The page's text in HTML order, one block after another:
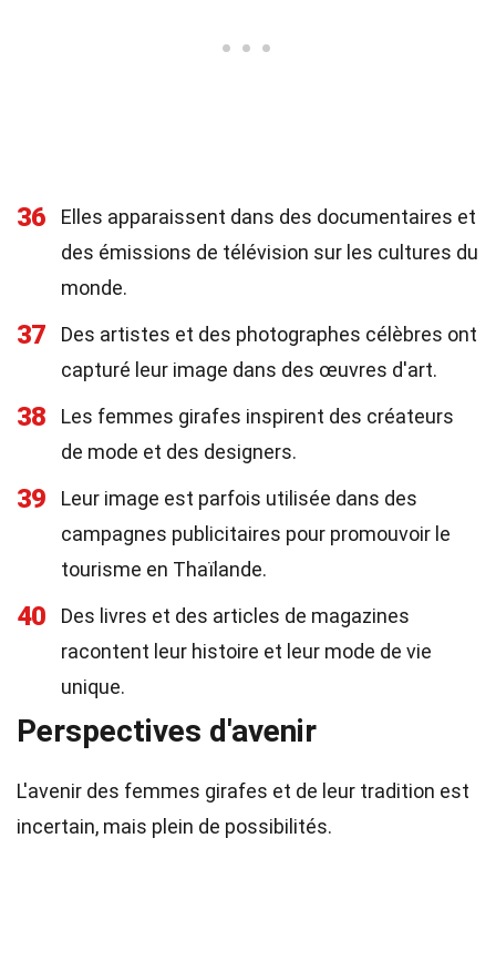
36
Elles apparaissent dans des documentaires et
des émissions de télévision sur les cultures du
monde.
37
Des artistes et des photographes célèbres ont
capturé leur image dans des œuvres d'art.
38
Les femmes girafes inspirent des créateurs
de mode et des designers.
39
Leur image est parfois utilisée dans des
campagnes publicitaires pour promouvoir le
tourisme en Thaïlande.
40
Des livres et des articles de magazines
racontent leur histoire et leur mode de vie
unique.
Perspectives d'avenir
L'avenir des femmes girafes et de leur tradition est
incertain, mais plein de possibilités.